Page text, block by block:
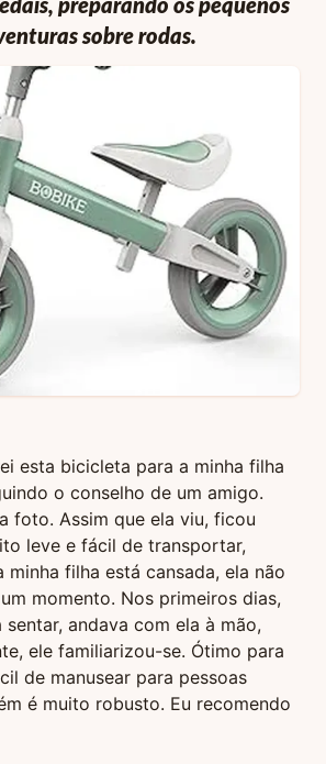
preparando os pequenos
sobre rodas.
esta bicicleta para a minha filha
o conselho de um amigo.
foto. Assim que ela viu, ficou
leve e fácil de transportar,
minha filha está cansada, ela não
momento. Nos primeiros dias,
sentar, andava com ela à mão,
ele familiarizou-se. Ótimo para
de manusear para pessoas
é muito robusto. Eu recomendo